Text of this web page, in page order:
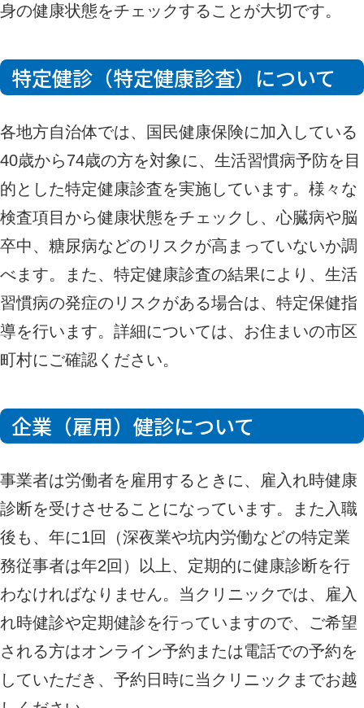
身の健康状態をチェックすることが大切です。
特定健診（特定健康診査）について
各地方自治体では、国民健康保険に加入している
40歳から74歳の方を対象に、生活習慣病予防を目
的とした特定健康診査を実施しています。様々な
検査項目から健康状態をチェックし、心臓病や脳
卒中、糖尿病などのリスクが高まっていないか調
べます。また、特定健康診査の結果により、生活
習慣病の発症のリスクがある場合は、特定保健指
導を行います。詳細については、お住まいの市区
町村にご確認ください。
企業（雇用）健診について
事業者は労働者を雇用するときに、雇入れ時健康
診断を受けさせることになっています。また入職
後も、年に1回（深夜業や坑内労働などの特定業
務従事者は年2回）以上、定期的に健康診断を行
わなければなりません。当クリニックでは、雇入
れ時健診や定期健診を行っていますので、ご希望
される方はオンライン予約 または電話での予約を
していただき、予約日時に当クリニックまでお越